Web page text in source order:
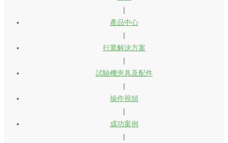
|
產品中心
|
行業解決方案
|
試驗機夾具及配件
|
操作視頻
|
成功案例
|